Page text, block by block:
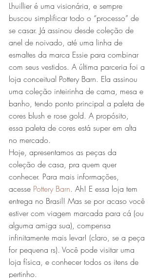
Lhuillier é uma visionária, e sempre
buscou simplificar todo o “processo” de
se casar. Já assinou desde coleção de
anel de noivado, até uma linha de
esmaltes da marca Essie para combinar
com seus vestidos. A última parceria foi a
loja conceitual Pottery Barn. Ela assinou
uma coleção inteirinha de cama, mesa e
banho, tendo ponto principal a paleta de
cores blush e rose gold. A propósito,
essa paleta de cores está super em alta
no mercado.
Hoje, apresentamos as peças da
coleção de casa, pra quem quer
conhecer. Para mais informações,
acesse Pottery Barn. Ah! E essa loja tem
entrega no Brasil! Mas se por acaso você
estiver com viagem marcada para cá (ou
alguma amiga sua), compensa
infinitamente mais levar! (claro, se a peça
for pequena rs). Você pode visitar uma
loja física, e conhecer todos os itens de
pertinho.